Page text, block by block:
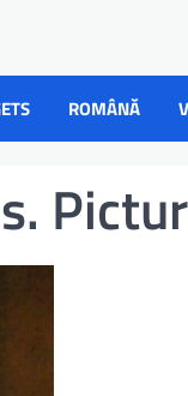
ROMÂNĂ